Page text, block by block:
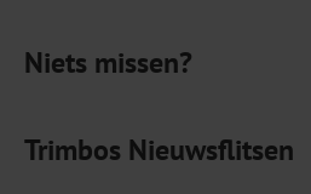
Niets missen?
Trimbos Nieuwsflitsen